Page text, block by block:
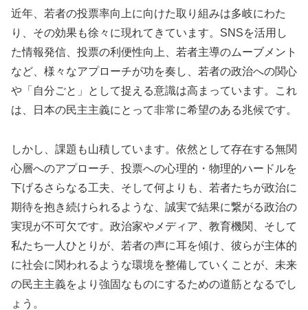
近年、若者の投票率向上に向けた取り組みは多岐にわた
り、その効果も徐々に現れてきています。SNSを活用し
た情報発信、投票の利便性向上、若者主導のムーブメント
など、様々なアプローチが功を奏し、若者の政治への関心
や「自分ごと」として捉える意識は高まっています。これ
は、日本の民主主義にとって非常に希望のある兆候です。
しかし、課題も山積しています。依然として存在する無関
心層へのアプローチ、投票への心理的・物理的ハードルを
下げるさらなる工夫、そして何よりも、若者たちが政治に
期待を抱き続けられるような、誠実で結果に繋がる政治の
実現が不可欠です。政治家やメディア、教育機関、そして
私たち一人ひとりが、若者の声に耳を傾け、彼らが主体的
に社会に関われるような環境を整備していくことが、未来
の民主主義をより強固なものにするための道筋となるでし
ょう。